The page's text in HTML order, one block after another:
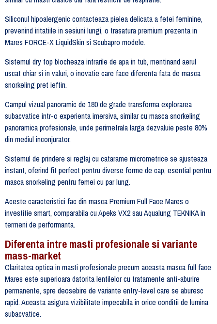
Siliconul hipoalergenic contacteaza pielea delicata a fetei feminine,
prevenind iritatiile in sesiuni lungi, o trasatura premium prezenta in
Mares FORCE-X LiquidSkin si Scubapro modele.
Sistemul dry top blocheaza intrarile de apa in tub, mentinand aerul
uscat chiar si in valuri, o inovatie care face diferenta fata de masca
snorkeling pret ieftin.
Campul vizual panoramic de 180 de grade transforma explorarea
subacvatice intr-o experienta imersiva, similar cu masca snorkeling
panoramica profesionale, unde perimetrala larga dezvaluie peste 80%
din mediul inconjurator.
Sistemul de prindere si reglaj cu catarame micrometrice se ajusteaza
instant, oferind fit perfect pentru diverse forme de cap, esential pentru
masca snorkeling pentru femei cu par lung.
Aceste caracteristici fac din masca Premium Full Face Mares o
investitie smart, comparabila cu Apeks VX2 sau Aqualung TEKNIKA in
termeni de performanta.
Diferenta intre masti profesionale si variante
mass-market
Claritatea optica in masti profesionale precum aceasta masca full face
Mares este superioara datorita lentilelor cu tratamente anti-aburire
permanente, spre deosebire de variante entry-level care se aburesc
rapid. Aceasta asigura vizibilitate impecabila in orice conditii de lumina
subacvatice.